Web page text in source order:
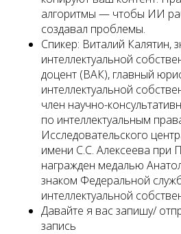
алгоритмы — чтобы ИИ
создавал проблемы.
Спикер: Виталий Калятин,
интеллектуальной
доцент (ВАК), главный
интеллектуальной
член научно-
по интеллектуальным
Исследовательского
имени С.С. Алексеева при
награжден медалью
знаком Федеральной
интеллектуальной
Давайте я вас запишу/
запись